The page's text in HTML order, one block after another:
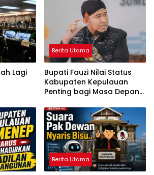
Lagi
Berita Utama
Bupati Fauzi Nilai Status
Kabupaten Kepulauan
Penting bagi Masa Depan
Berita Utama